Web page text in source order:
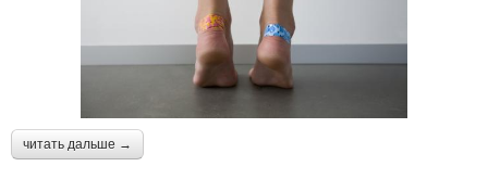
читать дальше →